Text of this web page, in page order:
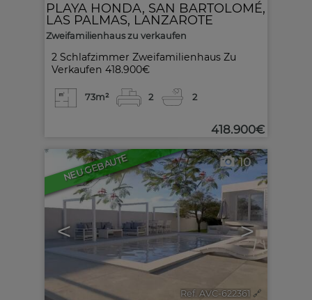
2 Schlafzimmer Zweifamilienhaus Zu
Verkaufen 418.900€
PLAYA HONDA, SAN BARTOLOMÉ,
LAS PALMAS, LANZAROTE
Zweifamilienhaus zu verkaufen
73m² 2 2
418.900€
NEU GEBAUTE
< >
10
Ref. AVC-622361 🔗